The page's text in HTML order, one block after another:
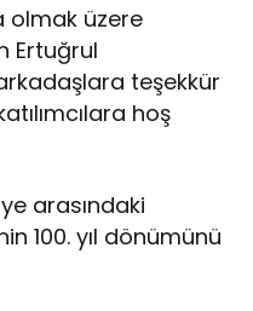
olmak üzere
Ertuğrul
teşekkür
hoş
arasındaki
100. yıl dönümünü